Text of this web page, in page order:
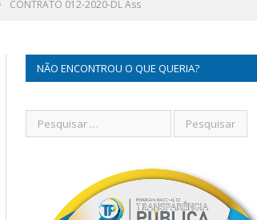
CONTRATO 012-2020-DL Ass
NÃO ENCONTROU O QUE QUERIA?